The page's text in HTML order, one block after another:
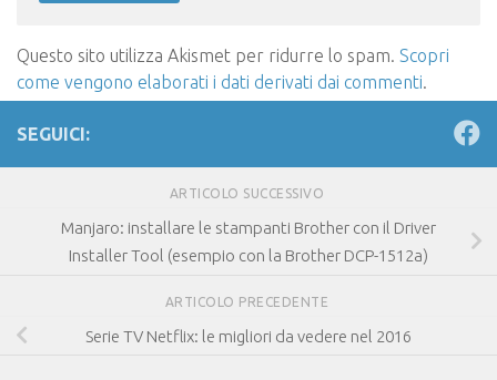
Questo sito utilizza Akismet per ridurre lo spam. Scopri
come vengono elaborati i dati derivati dai commenti.
SEGUICI:
ARTICOLO SUCCESSIVO
Manjaro: installare le stampanti Brother con il Driver
Installer Tool (esempio con la Brother DCP-1512a)
ARTICOLO PRECEDENTE
Serie TV Netflix: le migliori da vedere nel 2016